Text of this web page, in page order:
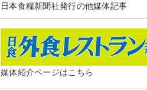
日本食糧新聞社発行の他媒体記事
媒体紹介ページはこちら